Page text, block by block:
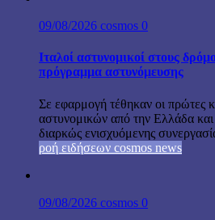
09/08/2026 cosmos 0
Ιταλοί αστυνομικοί στους
πρόγραμμα αστυνόμευσης
Σε εφαρμογή τέθηκαν οι πρώτες
αστυνομικών από την Ελλάδα και
διαρκώς ενισχυόμενης
ροή ειδήσεων cosmos news
09/08/2026 cosmos 0